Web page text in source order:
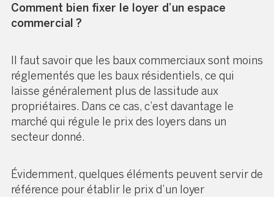
Comment bien fixer le loyer d’un espace
commercial ?
Il faut savoir que les baux commerciaux sont moins
réglementés que les baux résidentiels, ce qui
laisse généralement plus de lassitude aux
propriétaires. Dans ce cas, c’est davantage le
marché qui régule le prix des loyers dans un
secteur donné.
Évidemment, quelques éléments peuvent servir de
référence pour établir le prix d’un loyer